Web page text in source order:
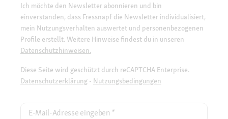
Ich möchte den Newsletter abonnieren und bin
einverstanden, dass Fressnapf die Newsletter individualisiert,
mein Nutzungsverhalten auswertet und personenbezogenen
Profile erstellt. Weitere Hinweise findest du in unseren
Datenschutzhinweisen.
Diese Seite wird geschützt durch reCAPTCHA Enterprise.
Datenschutzerklärung - Nutzungsbedingungen
E-Mail-Adresse eingeben *